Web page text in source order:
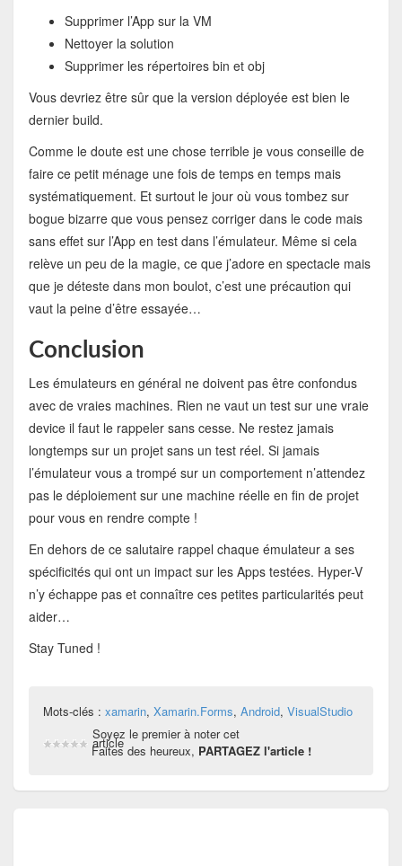
Supprimer l’App sur la VM
Nettoyer la solution
Supprimer les répertoires bin et obj
Vous devriez être sûr que la version déployée est bien le
dernier build.
Comme le doute est une chose terrible je vous conseille de
faire ce petit ménage une fois de temps en temps mais
systématiquement. Et surtout le jour où vous tombez sur
bogue bizarre que vous pensez corriger dans le code mais
sans effet sur l’App en test dans l’émulateur. Même si cela
relève un peu de la magie, ce que j’adore en spectacle mais
que je déteste dans mon boulot, c’est une précaution qui
vaut la peine d’être essayée…
Conclusion
Les émulateurs en général ne doivent pas être confondus
avec de vraies machines. Rien ne vaut un test sur une vraie
device il faut le rappeler sans cesse. Ne restez jamais
longtemps sur un projet sans un test réel. Si jamais
l’émulateur vous a trompé sur un comportement n’attendez
pas le déploiement sur une machine réelle en fin de projet
pour vous en rendre compte !
En dehors de ce salutaire rappel chaque émulateur a ses
spécificités qui ont un impact sur les Apps testées. Hyper-V
n’y échappe pas et connaître ces petites particularités peut
aider…
Stay Tuned !
Mots-clés : xamarin, Xamarin.Forms, Android, VisualStudio
Soyez le premier à noter cet
article
Faites des heureux, PARTAGEZ l'article !